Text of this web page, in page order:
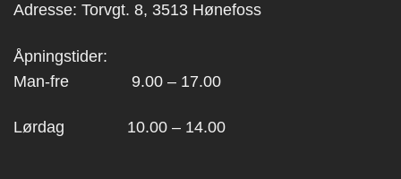
Adresse: Torvgt. 8, 3513 Hønefoss
Åpningstider:
Man-fre 9.00 – 17.00
Lørdag 10.00 – 14.00